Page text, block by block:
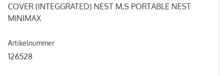
COVER (INTEGGRATED) NEST M,S PORTABLE NEST
MINIMAX
Artikelnummer
126528